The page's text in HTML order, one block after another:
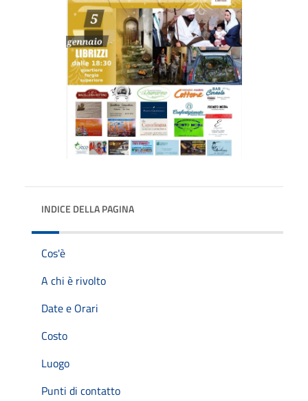
INDICE DELLA PAGINA
Cos'è
A chi è rivolto
Date e Orari
Costo
Luogo
Punti di contatto